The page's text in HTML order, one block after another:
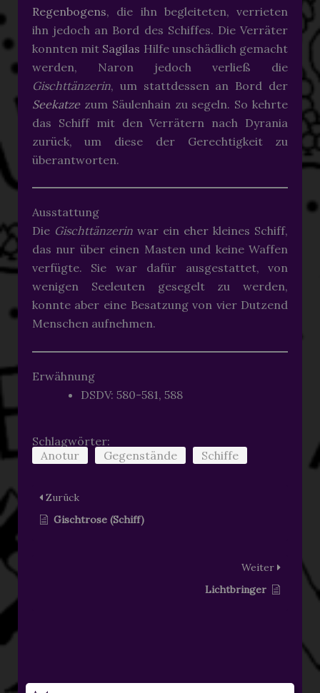
Regenbogens, die ihn begleiteten, verrieten
ihn jedoch an Bord des Schiffes. Die Verräter
konnten mit Sagilas Hilfe unschädlich gemacht
werden, Naron jedoch verließ die
Gischttänzerin, um stattdessen an Bord der
Seekatzezum Säulenhain zu segeln. So kehrte
das Schiff mit den Verrätern nach Dyrania
zurück, um diese der Gerechtigkeit zu
überantworten.
Ausstattung
Die Gischttänzerinwar ein eher kleines Schiff,
das nur über einen Masten und keine Waffen
verfügte. Sie war dafür ausgestattet, von
wenigen Seeleuten gesegelt zu werden,
konnte aber eine Besatzung von vier Dutzend
Menschen aufnehmen.
Erwähnung
DSDV: 580-581, 588
Schlagwörter:
Anotur
Gegenstände Schiffe
Zurück
Gischtrose (Schiff)
Weiter
Lichtbringer